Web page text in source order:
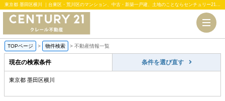
東京都 墨田区横川 ｜台東区・荒川区のマンション、中古・新築一戸建、土地のことならセンチュリー21クレール不動産
TOPページ > 物件検索 > 不動産情報一覧
現在の検索条件 条件を選び直す
東京都 墨田区横川